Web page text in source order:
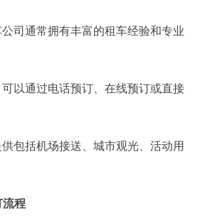
公司通常拥有丰富的租车经验和专业
可以通过电话预订、在线预订或直接
供包括机场接送、城市观光、活动用
流程